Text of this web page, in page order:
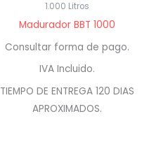
1.000 Litros
Madurador BBT 1000
Consultar forma de pago.
IVA Incluido.
TIEMPO DE ENTREGA 120 DIAS
APROXIMADOS.